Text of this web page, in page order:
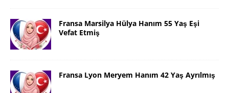
Fransa Marsilya Hülya Hanım 55 Yaş Eşi
Vefat Etmiş
Fransa Lyon Meryem Hanım 42 Yaş Ayrılmış